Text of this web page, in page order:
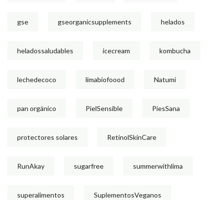
gse gseorganicsupplements helados
heladossaludables icecream kombucha
lechedecoco limabiofoood Natumi
pan orgánico PielSensible PiesSana
protectores solares RetinolSkinCare
RunAkay sugarfree summerwithlima
superalimentos SuplementosVeganos